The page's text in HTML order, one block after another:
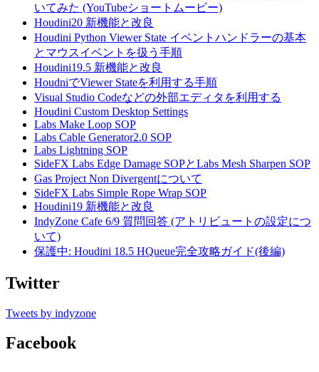
いてみた (YouTubeショートムービー)
Houdini20 新機能と改良
Houdini Python Viewer State イベントハンドラーの基本
とマウスイベントを扱う手順
Houdini19.5 新機能と改良
HoudniでViewer Stateを利用する手順
Visual Studio Codeなどの外部エディタを利用する
Houdini Custom Desktop Settings
Labs Make Loop SOP
Labs Cable Generator2.0 SOP
Labs Lightning SOP
SideFX Labs Edge Damage SOPとLabs Mesh Sharpen SOP
Gas Project Non Divergentについて
SideFX Labs Simple Rope Wrap SOP
Houdini19 新機能と改良
IndyZone Cafe 6/9 質問回答 (アトリビュートの設定につ
いて)
保護中: Houdini 18.5 HQueue完全攻略ガイド(後編)
Twitter
Tweets by indyzone
Facebook